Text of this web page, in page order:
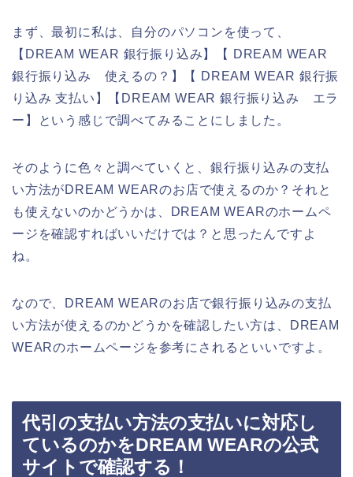
まず、最初に私は、自分のパソコンを使って、
【DREAM WEAR 銀行振り込み】【 DREAM WEAR
銀行振り込み 使えるの？】【 DREAM WEAR 銀行振
り込み 支払い】【DREAM WEAR 銀行振り込み エラ
ー】という感じで調べてみることにしました。
そのように色々と調べていくと、銀行振り込みの支払
い方法がDREAM WEARのお店で使えるのか？それと
も使えないのかどうかは、DREAM WEARのホームペ
ージを確認すればいいだけでは？と思ったんですよ
ね。
なので、DREAM WEARのお店で銀行振り込みの支払
い方法が使えるのかどうかを確認したい方は、DREAM
WEARのホームページを参考にされるといいですよ。
代引の支払い方法の支払いに対応し
ているのかをDREAM WEARの公式
サイトで確認する！